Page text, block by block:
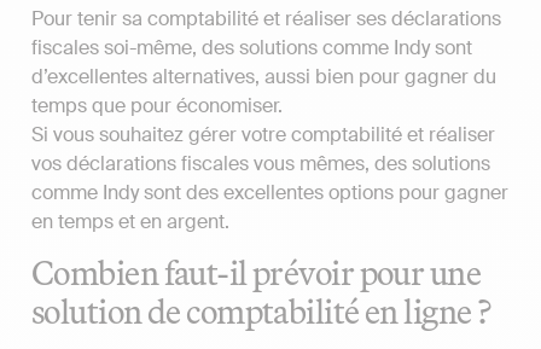
Pour tenir sa comptabilité et réaliser ses déclarations
fiscales soi-même, des solutions comme Indy sont
d’excellentes alternatives, aussi bien pour gagner du
temps que pour économiser.
Si vous souhaitez gérer votre comptabilité et réaliser
vos déclarations fiscales vous mêmes, des solutions
comme Indy sont des excellentes options pour gagner
en temps et en argent.
Combien faut-il prévoir pour une
solution de comptabilité en ligne ?